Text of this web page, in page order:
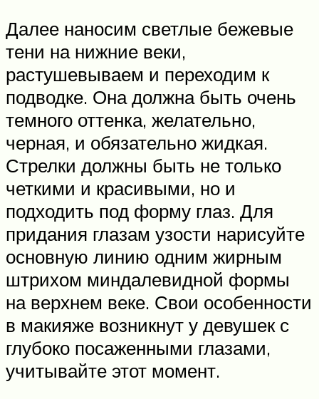
Далее наносим светлые бежевые
тени на нижние веки,
растушевываем и переходим к
подводке. Она должна быть очень
темного оттенка, желательно,
черная, и обязательно жидкая.
Стрелки должны быть не только
четкими и красивыми, но и
подходить под форму глаз. Для
придания глазам узости нарисуйте
основную линию одним жирным
штрихом миндалевидной формы
на верхнем веке. Свои особенности
в макияже возникнут у девушек с
глубоко посаженными глазами,
учитывайте этот момент.